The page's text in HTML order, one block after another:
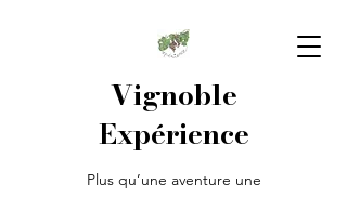
Vignoble
Expérience
Plus qu’une aventure une